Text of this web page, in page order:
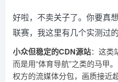
好啦，不卖关子了。你要真
联赛，我这里有几个实测过
小众但稳定的CDN源站：这类
而是用“体育导航”之类的马甲
权方的流媒体分包，画质接近